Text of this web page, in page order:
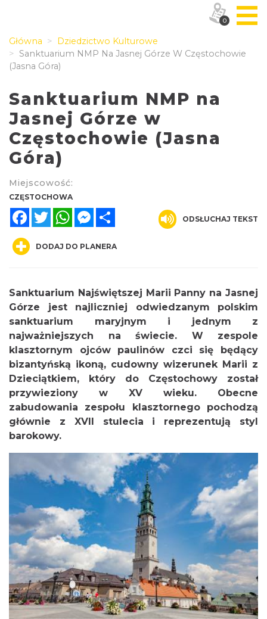
Główna
Dziedzictwo Kulturowe
Sanktuarium NMP Na Jasnej Górze W Częstochowie
(Jasna Góra)
Sanktuarium NMP na
Jasnej Górze w
Częstochowie (Jasna
Góra)
Miejscowość:
CZĘSTOCHOWA
FacebookTwitterWhatsAppMessenger
ODSŁUCHAJ TEKST
DODAJ DO PLANERA
Sanktuarium Najświętszej Marii Panny na Jasnej
Górze jest najliczniej odwiedzanym polskim
sanktuarium maryjnym i jednym z
najważniejszych na świecie. W zespole
klasztornym ojców paulinów czci się będący
bizantyńską ikoną, cudowny wizerunek Marii z
Dzieciątkiem, który do Częstochowy został
przywieziony w XV wieku. Obecne
zabudowania zespołu klasztornego pochodzą
głównie z XVII stulecia i reprezentują styl
barokowy.
0